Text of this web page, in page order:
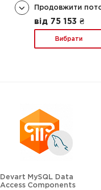
Продовжити
від 75 153 ₴
Вибрати
Devart MySQL Data
Access Components